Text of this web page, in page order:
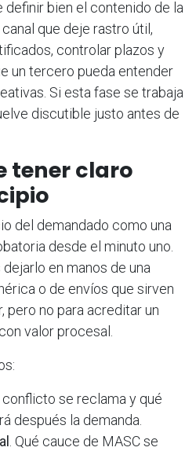
definir bien el contenido de la
que deje rastro útil,
controlar plazos y
un tercero pueda entender
Si esta fase se trabaja
discutible justo antes de
tener claro
del demandado como una
desde el minuto uno.
en manos de una
o de envíos que sirven
pero no para acreditar un
valor procesal.
conflicto se reclama y qué
después la demanda.
. Qué cauce de MASC se